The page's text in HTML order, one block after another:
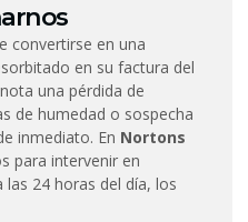
convertirse en una
en su factura del
una pérdida de
de humedad o sospecha
inmediato. En Nortons
para intervenir en
las 24 horas del día, los